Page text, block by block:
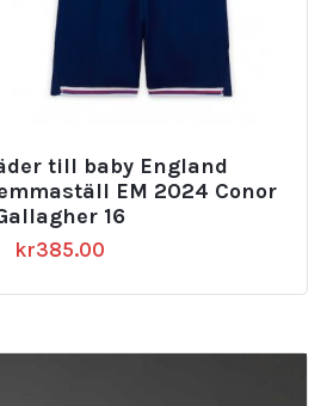
till baby England
EM 2024 Conor
16
kr385.00